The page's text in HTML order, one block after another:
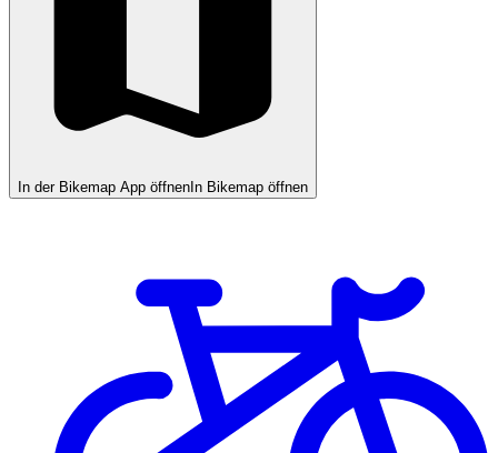
In der Bikemap App öffnen In Bikemap öffnen